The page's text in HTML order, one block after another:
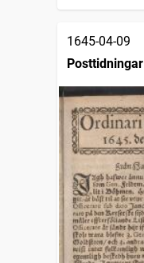
1645-04-09
Posttidningar